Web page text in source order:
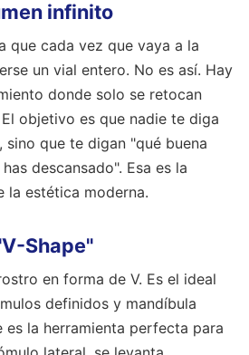
infinito
que cada vez que vaya a la
un vial entero. No es así. Hay
donde solo se retocan
objetivo es que nadie te diga
sino que te digan "qué buena
descansado". Esa es la
la estética moderna.
Shape"
en forma de V. Es el ideal
definidos y mandíbula
es la herramienta perfecta para